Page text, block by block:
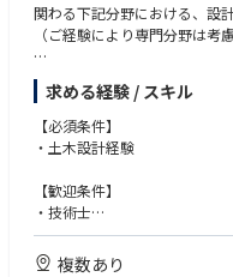
関わる下記分野における、設
（ご経験により専門分野は考
■登録分野
河川分野、砂防分野、ダム分
上下水道分野、送配電分野、
・勉強会や研究会、社外活動
に努めています。
博士等)
求める経験 / スキル
【必須条件】
・土木設計経験
【歓迎条件】
・技術士
・RCCM
・ビジネス対応可能な英語力
複数あり